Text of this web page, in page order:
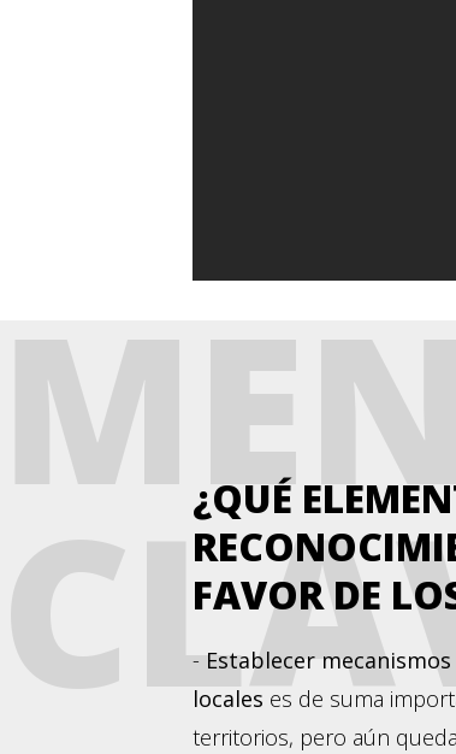
¿QUÉ
FAVOR DE
-Establecer
locales es de suma
territorios, pero aún